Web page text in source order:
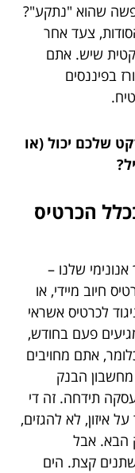
שהוא "נתקע"?
צעד אחר
שיש. אתם
בפיננסים
שלכם יכול (או
הכרטיס
שלנו –
חיוב מיידי, או
לכרטיס אשראי
פעם בחודש,
אתם מחויבים
מחשבון הבנק
תידחה. זה די
איזון, לא להגזים,
הבא. אבל
קצת. הים